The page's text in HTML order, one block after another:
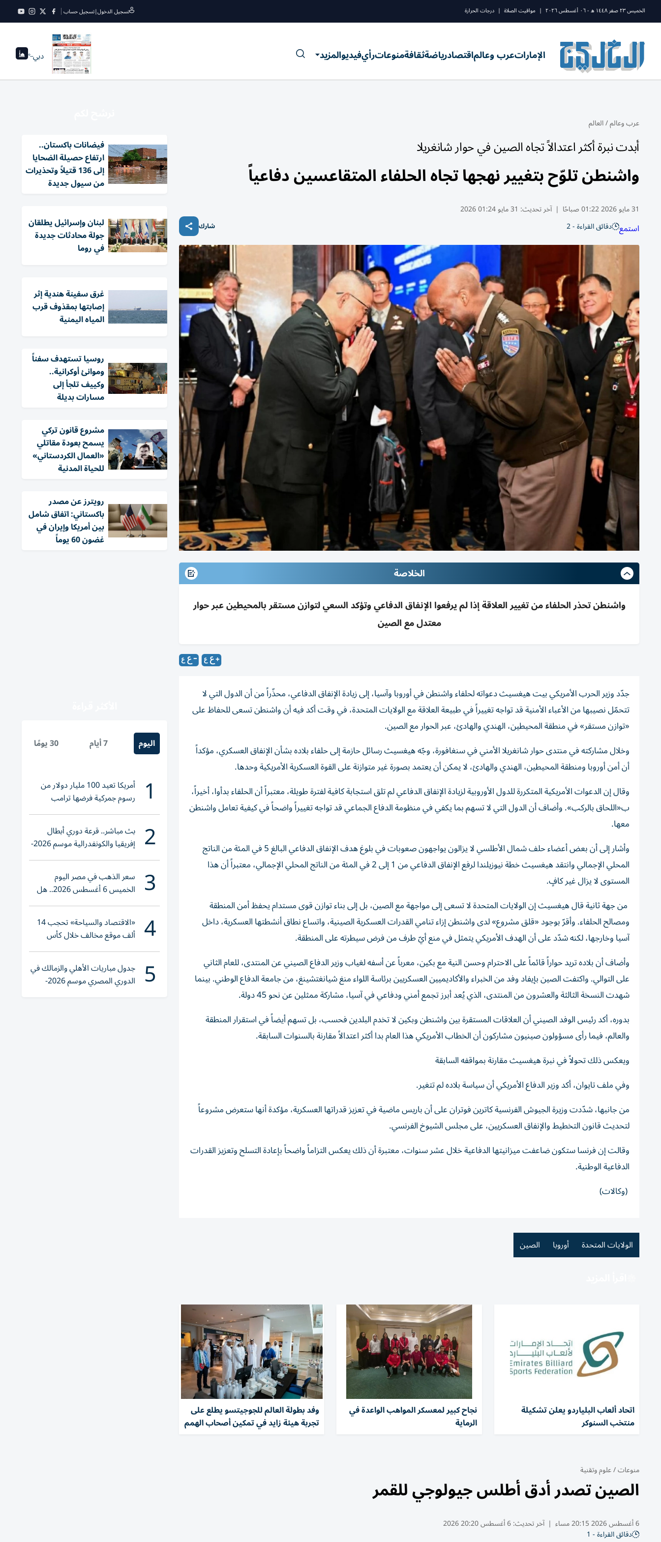
الخميس ٢٣ صفر ١٤٤٨ ه - ٠٦ أغسطس ٢٠٢٦ | مواقيت الصلاة | درجات الحرارة تسجيل الدخول|تسجيل حساب
الإماراتعرب وعالماقتصادرياضةثقافةمنوعاترأيفيديوالمزيد دبي--°
عرب وعالم/العالم
أبدت نبرة أكثر اعتدالاً تجاه الصين في حوار شانغريلا
واشنطن تلوّح بتغيير نهجها تجاه الحلفاء المتقاعسين دفاعياً
31 مايو 2026 01:22 صباحًا | آخر تحديث: 31 مايو 01:24 2026
استمع دقائق القراءة - 2 شارك
الخلاصة
واشنطن تحذر الحلفاء من تغيير العلاقة إذا لم يرفعوا الإنفاق الدفاعي وتؤكد السعي لتوازن مستقر بالمحيطين عبر حوار
معتدل مع الصين
جدّد وزير الحرب الأمريكي بيت هيغسيث دعواته لحلفاء واشنطن في أوروبا وآسيا، إلى زيادة الإنفاق الدفاعي، محذّراً من أن الدول التي لا
تتحمّل نصيبها من الأعباء الأمنية قد تواجه تغييراً في طبيعة العلاقة مع الولايات المتحدة، في وقت أكد فيه أن واشنطن تسعى للحفاظ على
«توازن مستقر» في منطقة المحيطين، الهندي والهادئ، عبر الحوار مع الصين.
وخلال مشاركته في منتدى حوار شانغريلا الأمني في سنغافورة، وجّه هيغسيث رسائل حازمة إلى حلفاء بلاده بشأن الإنفاق العسكري، مؤكداً
أن أمن أوروبا ومنطقة المحيطين، الهندي والهادئ، لا يمكن أن يعتمد بصورة غير متوازنة على القوة العسكرية الأمريكية وحدها.
وقال إن الدعوات الأمريكية المتكررة للدول الأوروبية لزيادة الإنفاق الدفاعي لم تلق استجابة كافية لفترة طويلة، معتبراً أن الحلفاء بدأوا، أخيراً،
ب«اللحاق بالركب». وأضاف أن الدول التي لا تسهم بما يكفي في منظومة الدفاع الجماعي قد تواجه تغييراً واضحاً في كيفية تعامل واشنطن
معها.
وأشار إلى أن بعض أعضاء حلف شمال الأطلسي لا يزالون يواجهون صعوبات في بلوغ هدف الإنفاق الدفاعي البالغ 5 في المئة من الناتج
المحلي الإجمالي وانتقد هيغسيث خطة نيوزيلندا لرفع الإنفاق الدفاعي من 1 إلى 2 في المئة من الناتج المحلي الإجمالي، معتبراً أن هذا
المستوى لا يزال غير كافٍ.
من جهة ثانية قال هيغسيث إن الولايات المتحدة لا تسعى إلى مواجهة مع الصين، بل إلى بناء توازن قوى مستدام يحفظ أمن المنطقة
ومصالح الحلفاء. وأقرّ بوجود «قلق مشروع» لدى واشنطن إزاء تنامي القدرات العسكرية الصينية، واتساع نطاق أنشطتها العسكرية، داخل
آسيا وخارجها، لكنه شدّد على أن الهدف الأمريكي يتمثل في منع أيّ طرف من فرض سيطرته على المنطقة.
وأضاف أن بلاده تريد حواراً قائماً على الاحترام وحسن النية مع بكين، معرباً عن أسفه لغياب وزير الدفاع الصيني عن المنتدى، للعام الثاني
على التوالي. واكتفت الصين بإيفاد وفد من الخبراء والأكاديميين العسكريين برئاسة اللواء منغ شيانغتشينغ، من جامعة الدفاع الوطني. بينما
شهدت النسخة الثالثة والعشرون من المنتدى، الذي يُعد أبرز تجمع أمني ودفاعي في آسيا، مشاركة ممثلين عن نحو 45 دولة.
بدوره، أكد رئيس الوفد الصيني أن العلاقات المستقرة بين واشنطن وبكين لا تخدم البلدين فحسب، بل تسهم أيضاً في استقرار المنطقة
والعالم، فيما رأى مسؤولون صينيون مشاركون أن الخطاب الأمريكي هذا العام بدا أكثر اعتدالاً مقارنة بالسنوات السابقة.
ويعكس ذلك تحولاً في نبرة هيغسيث مقارنة بمواقفه السابقة
وفي ملف تايوان، أكد وزير الدفاع الأمريكي أن سياسة بلاده لم تتغير.
من جانبها، شدّدت وزيرة الجيوش الفرنسية كاترين فوتران على أن باريس ماضية في تعزيز قدراتها العسكرية، مؤكدة أنها ستعرض مشروعاً
لتحديث قانون التخطيط والإنفاق العسكريين، على مجلس الشيوخ الفرنسي.
وقالت إن فرنسا ستكون ضاعفت ميزانيتها الدفاعية خلال عشر سنوات، معتبرة أن ذلك يعكس التزاماً واضحاً بإعادة التسلح وتعزيز القدرات
الدفاعية الوطنية.
(وكالات)
الولايات المتحدة أوروبا الصين
اتحاد ألعاب البلياردو يعلن تشكيلة
منتخب السنوكر
نجاح كبير لمعسكر المواهب الواعدة في
الرماية
وفد بطولة العالم للجوجيتسو يطلع على
تجربة هيئة زايد في تمكين أصحاب الهمم
منوعات/علوم وتقنية
الصين تصدر أدق أطلس جيولوجي للقمر
6 أغسطس 2026 20:15 مساء | آخر تحديث:6 أغسطس 20:20 2026
دقائق القراءة - 1
فيضانات باكستان..
ارتفاع حصيلة الضحايا
إلى 136 قتيلاً وتحذيرات
من سيول جديدة
لبنان وإسرائيل يطلقان
جولة محادثات جديدة
في روما
غرق سفينة هندية إثر
إصابتها بمقذوف قرب
المياه اليمنية
روسيا تستهدف سفناً
وموانئ أوكرانية..
وكييف تلجأ إلى
مسارات بديلة
مشروع قانون تركي
يسمح بعودة مقاتلي
«العمال الكردستاني»
للحياة المدنية
‏رويترز عن مصدر
باكستاني: اتفاق شامل
بين أمريكا وإيران في
غضون 60 يوماً
اليوم 7 أيام 30 يومًا
1 أمريكا تعيد 100 مليار دولار من
رسوم جمركية فرضها ترامب
2 بث مباشر.. قرعة دوري أبطال
إفريقيا والكونفدرالية موسم 2026-
2027
3 سعر الذهب في مصر اليوم
الخميس 6 أغسطس 2026.. هل
تنوي الشراء؟
4 «الاقتصاد والسياحة» تحجب 14
ألف موقع مخالف خلال كأس
العالم 2026
5 جدول مباريات الأهلي والزمالك في
الدوري المصري موسم 2026-